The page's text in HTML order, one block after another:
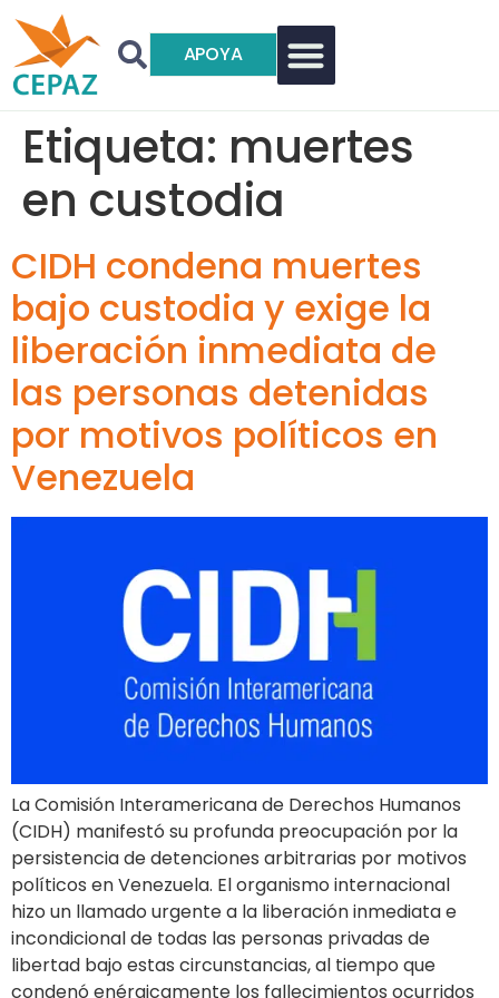
APOYA
Etiqueta: muertes
en custodia
CIDH condena muertes
bajo custodia y exige la
liberación inmediata de
las personas detenidas
por motivos políticos en
Venezuela
La Comisión Interamericana de Derechos Humanos
(CIDH) manifestó su profunda preocupación por la
persistencia de detenciones arbitrarias por motivos
políticos en Venezuela. El organismo internacional
hizo un llamado urgente a la liberación inmediata e
incondicional de todas las personas privadas de
libertad bajo estas circunstancias, al tiempo que
condenó enérgicamente los fallecimientos ocurridos